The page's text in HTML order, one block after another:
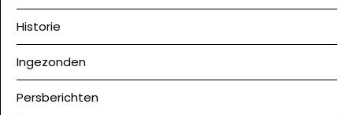
Historie
Ingezonden
Persberichten